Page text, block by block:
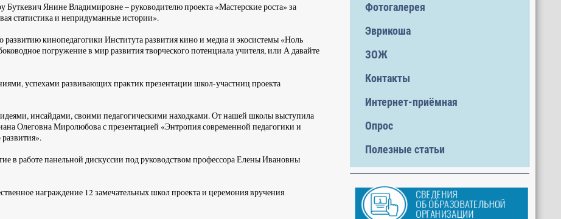
Янине Владимировне – руководителю проекта «Мастерские роста» за
статистика и непридуманные истории».
кинопедагогики Института развития кино и медиа и экосистемы «Ноль
погружение в мир развития творческого потенциала учителя, или А давайте
успехами развивающих практик презентации школ-участниц проекта
инсайдами, своими педагогическими находками. От нашей школы выступила
Олеговна Миролюбова с презентацией «Энтропия современной педагогики и
в работе панельной дискуссии под руководством профессора Елены Ивановны
награждение 12 замечательных школ проекта и церемония вручения
Фотогалерея
Эврикоша
ЗОЖ
Контакты
Интернет-приёмная
Опрос
Полезные статьи